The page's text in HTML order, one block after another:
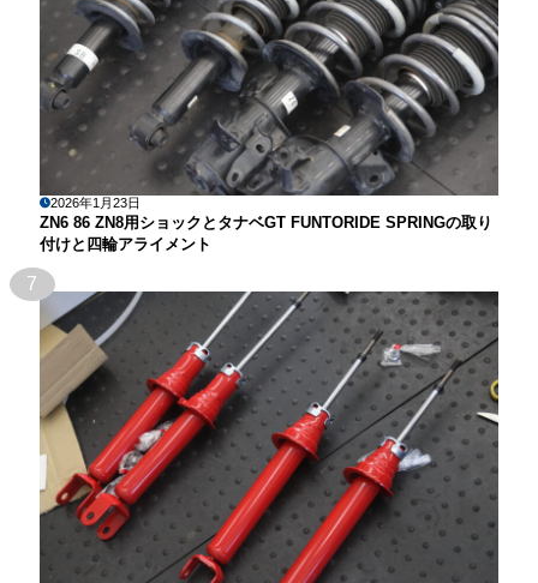
2026年1月23日
ZN6 86 ZN8用ショックとタナベGT FUNTORIDE SPRINGの取り
付けと四輪アライメント
7